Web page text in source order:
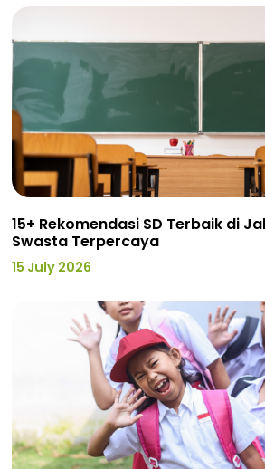
15+ Rekomendasi SD Terbaik di
Swasta Terpercaya
15 July 2026